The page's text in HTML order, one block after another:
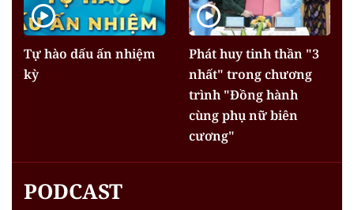
Tự hào dấu ấn nhiệm
kỳ
Phát huy tinh thần "3
nhất" trong chương
trình "Đồng hành
cùng phụ nữ biên
cương"
PODCAST